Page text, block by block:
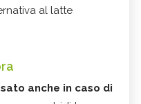
al latte
anche in caso di